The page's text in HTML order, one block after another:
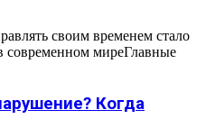
своим временем стало
миреГлавные
Когда